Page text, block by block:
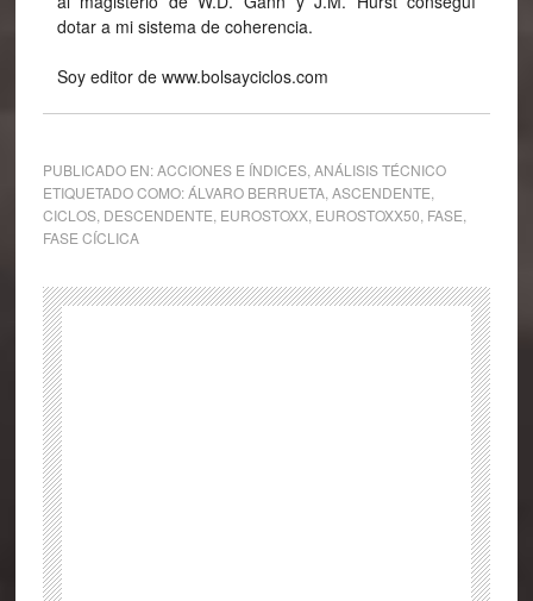
dotar a mi sistema de coherencia.
Soy editor de www.bolsayciclos.com
PUBLICADO EN:ACCIONES E ÍNDICES, ANÁLISIS TÉCNICO
ETIQUETADO COMO:ÁLVARO BERRUETA, ASCENDENTE
CICLOS, DESCENDENTE EUROSTOXX, EUROSTOXX50 FASE
FASE CÍCLICA